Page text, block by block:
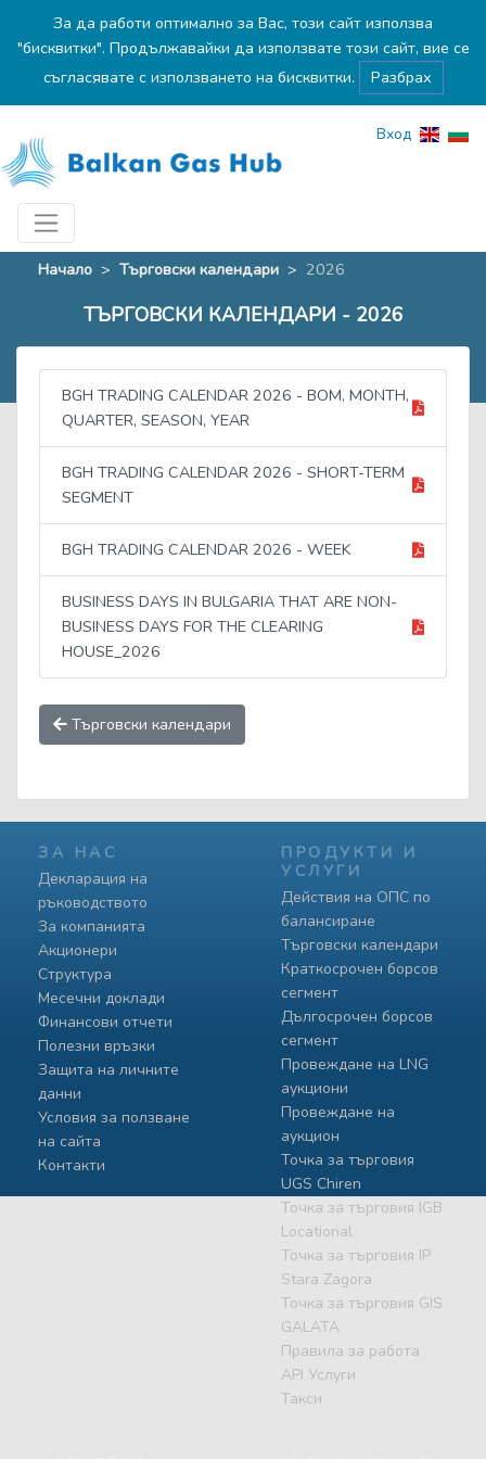
За да работи оптимално за Вас, този сайт използва
"бисквитки". Продължавайки да използвате този сайт, вие се
съгласявате с използването на бисквитки.
Разбрах
Вход
Начало > Търговски календари > 2026
ТЪРГОВСКИ КАЛЕНДАРИ - 2026
BGH TRADING CALENDAR 2026 - BOM, MONTH,
QUARTER, SEASON, YEAR
BGH TRADING CALENDAR 2026 - SHORT-TERM
SEGMENT
BGH TRADING CALENDAR 2026 - WEEK
BUSINESS DAYS IN BULGARIA THAT ARE NON-
BUSINESS DAYS FOR THE CLEARING
HOUSE_2026
Търговски календари
ЗА НАС
Декларация на
ръководството
За компанията
Акционери
Структура
Месечни доклади
Финансови отчети
Полезни връзки
Защита на личните
данни
Условия за ползване
на сайта
Контакти
ПРОДУКТИ И
УСЛУГИ
Действия на ОПС по
балансиране
Търговски календари
Краткосрочен борсов
сегмент
Дългосрочен борсов
сегмент
Провеждане на LNG
аукциони
Провеждане на
аукцион
Точка за търговия
UGS Chiren
Точка за търговия IGB
Locational
Точка за търговия IP
Stara Zagora
Точка за търговия GIS
GALATA
Правила за работа
API Услуги
Такси